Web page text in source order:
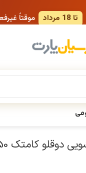
تا 18 مرداد موقتاً